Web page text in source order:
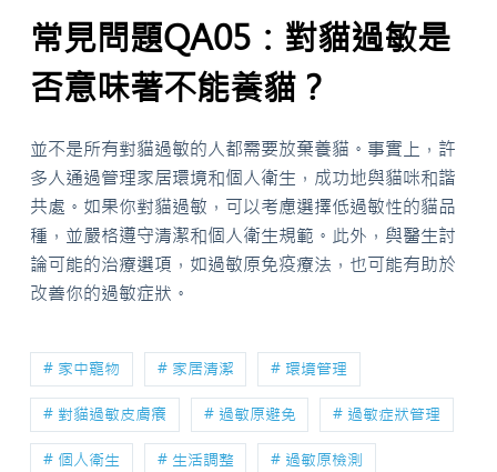
常見問題QA05：對貓過敏是
否意味著不能養貓？
並不是所有對貓過敏的人都需要放棄養貓。事實上，許
多人通過管理家居環境和個人衛生，成功地與貓咪和諧
共處。如果你對貓過敏，可以考慮選擇低過敏性的貓品
種，並嚴格遵守清潔和個人衛生規範。此外，與醫生討
論可能的治療選項，如過敏原免疫療法，也可能有助於
改善你的過敏症狀。
# 家中寵物 # 家居清潔 # 環境管理
# 對貓過敏皮膚癢 # 過敏原避免 # 過敏症狀管理
# 個人衛生 # 生活調整 # 過敏原檢測